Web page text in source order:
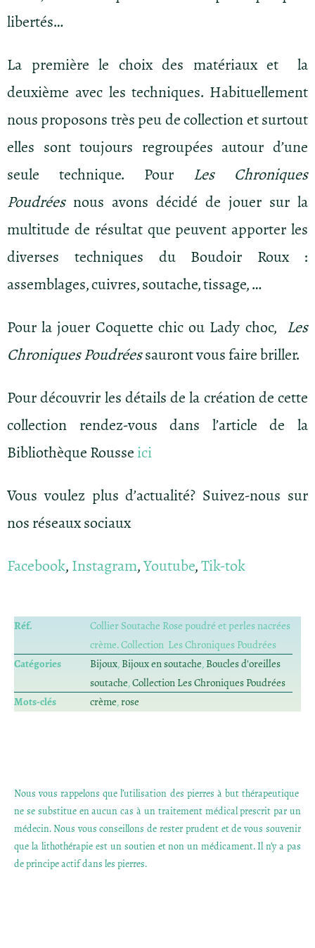
libertés…
La première le choix des matériaux et la
deuxième avec les techniques. Habituellement
nous proposons très peu de collection et surtout
elles sont toujours regroupées autour d’une
seule technique. Pour Les Chroniques
Poudréesnous avons décidé de jouer sur la
multitude de résultat que peuvent apporter les
diverses techniques du Boudoir Roux :
assemblages, cuivres, soutache, tissage, …
Pour la jouer Coquette chic ou Lady choc, Les
Chroniques Poudréessauront vous faire briller.
Pour découvrir les détails de la création de cette
collection rendez-vous dans l’article de la
Bibliothèque Rousseici
Vous voulez plus d’actualité? Suivez-nous sur
nos réseaux sociaux
Facebook,Instagram,Youtube,Tik-tok
Réf.
Collier Soutache Rose poudré et perles nacrées
crème. Collection Les Chroniques Poudrées
Catégories
Bijoux,Bijoux en soutache,Boucles d'oreilles
soutache,Collection Les Chroniques Poudrées
Mots-clés
crème,rose
Nous vous rappelons que l’utilisation des pierres à but thérapeutique
ne se substitue en aucun cas à un traitement médical prescrit par un
médecin. Nous vous conseillons de rester prudent et de vous souvenir
que la lithothérapie est un soutien et non un médicament. Il n’y a pas
de principe actif dans les pierres.